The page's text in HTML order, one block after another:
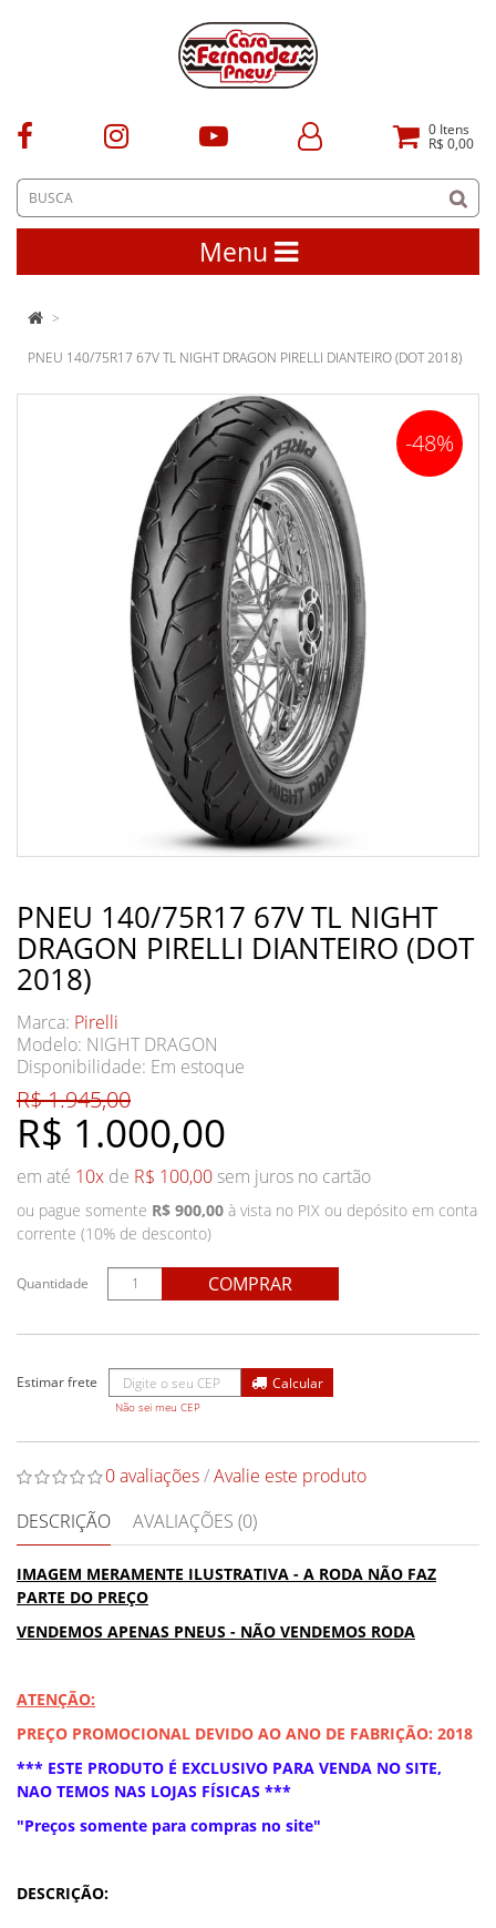
0 Itens
R$ 0,00
Menu
PNEU 140/75R17 67V TL NIGHT DRAGON PIRELLI DIANTEIRO (DOT 2018)
-48%
PNEU 140/75R17 67V TL NIGHT
DRAGON PIRELLI DIANTEIRO (DOT
2018)
Marca: Pirelli
Modelo: NIGHT DRAGON
Disponibilidade: Em estoque
R$ 1.000,00
R$ 1.945,00
em até 10x de R$ 100,00 sem juros no cartão
ou pague somente R$ 900,00 à vista no PIX ou depósito em conta
corrente (10% de desconto)
Quantidade COMPRAR
Não sei meu CEP
0 avaliações/Avalie este produto
DESCRIÇÃO
AVALIAÇÕES (0)
IMAGEM MERAMENTE ILUSTRATIVA - A RODA NÃO FAZ
PARTE DO PREÇO
VENDEMOS APENAS PNEUS - NÃO VENDEMOS RODA
ATENÇÃO:
PREÇO PROMOCIONAL DEVIDO AO ANO DE FABRIÇÃO: 2018
*** ESTE PRODUTO É EXCLUSIVO PARA VENDA NO SITE,
NAO TEMOS NAS LOJAS FÍSICAS ***
"Preços somente para compras no site"
DESCRIÇÃO: